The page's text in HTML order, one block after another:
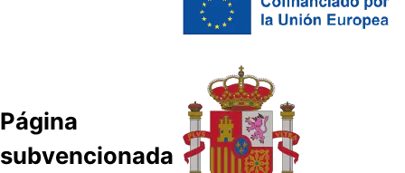
Página
subvencionada